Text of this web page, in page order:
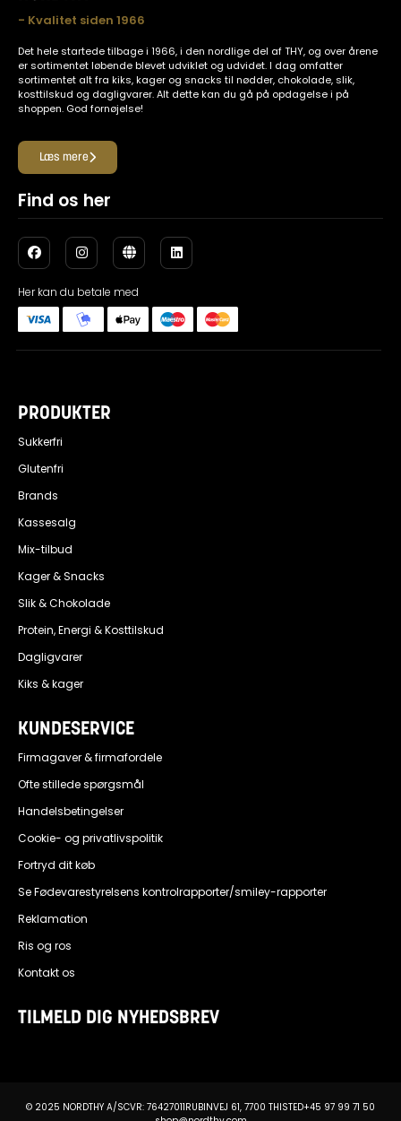
- Kvalitet siden 1966
Det hele startede tilbage i 1966, i den nordlige del af THY, og over årene
er sortimentet løbende blevet udviklet og udvidet. I dag omfatter
sortimentet alt fra kiks, kager og snacks til nødder, chokolade, slik,
kosttilskud og dagligvarer. Alt dette kan du gå på opdagelse i på
shoppen. God fornøjelse!
Læs mere
Find os her
Her kan du betale med
PRODUKTER
Sukkerfri
Glutenfri
Brands
Kassesalg
Mix-tilbud
Kager & Snacks
Slik & Chokolade
Protein, Energi & Kosttilskud
Dagligvarer
Kiks & kager
KUNDESERVICE
Firmagaver & firmafordele
Ofte stillede spørgsmål
Handelsbetingelser
Cookie- og privatlivspolitik
Fortryd dit køb
Se Fødevarestyrelsens kontrolrapporter/smiley-rapporter
Reklamation
Ris og ros
Kontakt os
TILMELD DIG NYHEDSBREV
© 2025 NORDTHY A/SCVR: 76427011RUBINVEJ 61, 7700 THISTED+45 97 99 71 50